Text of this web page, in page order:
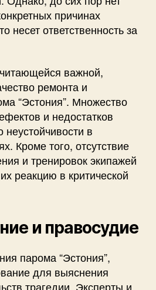
причинах
несет ответственность за
важной,
ремонта и
“Эстония”. Множество
и недостатков
неустойчивости в
Кроме того, отсутствие
и тренировок экипажей
реакцию в критической
и правосудие
парома “Эстония”,
для выяснения
трагедии. Эксперты и